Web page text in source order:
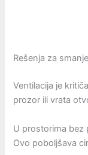
Rešenja za
Ventilacija je
prozor ili vrata
U prostorima bez
Ovo poboljšava